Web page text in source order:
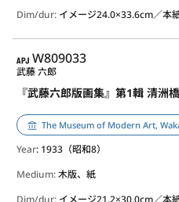
Dim/dur: イメージ24.0×33.6cm／本
APJ
W809033
『武藤六郎版画集』第1輯 清洲橋
武藤 六郎
The Museum of Modern Art,
Year: 1933（昭和8）
Medium:木版、紙
Dim/dur: イメージ21.2×30.0cm／本